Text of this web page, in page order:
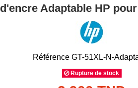
Adaptable HP
Référence GT-51XL-N-
Rupture de stock